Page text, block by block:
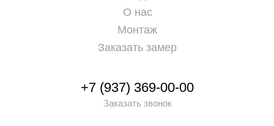
+7 (937) 369-00-00
Заказать звонок
О нас
Монтаж
Заказать замер